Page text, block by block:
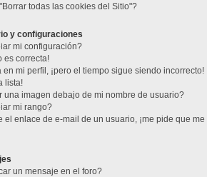
todas las cookies del Sitio"?
y configuraciones
mi configuración?
es correcta!
mi perfil, ¡pero el tiempo sigue siendo incorrecto!
lista!
una imagen debajo de mi nombre de usuario?
mi rango?
el enlace de e-mail de un usuario, ¡me pide que me
un mensaje en el foro?